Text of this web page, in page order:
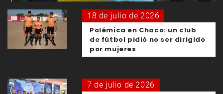
18 de julio de 2026
Polémica en Chaco: un club
de fútbol pidió no ser dirigido
por mujeres
7 de julio de 2026